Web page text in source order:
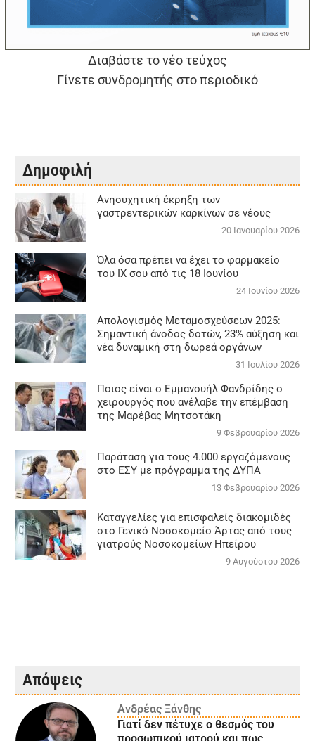
Διαβάστε το νέο τεύχος
Γίνετε συνδρομητής στο περιοδικό
Δημοφιλή
Aνησυχητική έκρηξη των
γαστρεντερικών καρκίνων σε νέους
20 Ιανουαρίου 2026
Όλα όσα πρέπει να έχει το φαρμακείο
του ΙΧ σου από τις 18 Ιουνίου
24 Ιουνίου 2026
Απολογισμός Μεταμοσχεύσεων 2025:
Σημαντική άνοδος δοτών, 23% αύξηση και
νέα δυναμική στη δωρεά οργάνων
31 Ιουλίου 2026
Ποιος είναι ο Εμμανουήλ Φανδρίδης ο
χειρουργός που ανέλαβε την επέμβαση
της Μαρέβας Μητσοτάκη
9 Φεβρουαρίου 2026
Παράταση για τους 4.000 εργαζόμενους
στο ΕΣΥ με πρόγραμμα της ΔΥΠΑ
13 Φεβρουαρίου 2026
Καταγγελίες για επισφαλείς διακομιδές
στο Γενικό Νοσοκομείο Άρτας από τους
γιατρούς Νοσοκομείων Ηπείρου
9 Αυγούστου 2026
Απόψεις
Ανδρέας Ξάνθης
Γιατί δεν πέτυχε ο θεσμός του